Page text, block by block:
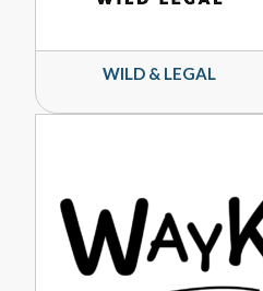
WILD & LEGAL